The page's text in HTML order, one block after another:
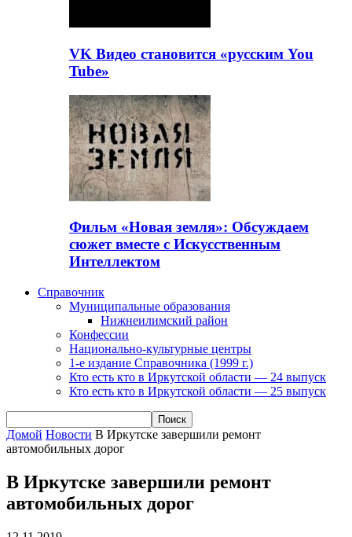
VK Видео становится «русским You
Tube»
Фильм «Новая земля»: Обсуждаем
сюжет вместе с Искусственным
Интеллектом
Справочник
Муниципальные образования
Нижнеилимский район
Конфессии
Национально-культурные центры
1-е издание Справочника (1999 г.)
Кто есть кто в Иркутской области — 24 выпуск
Кто есть кто в Иркутской области — 25 выпуск
Домой Новости В Иркутске завершили ремонт
автомобильных дорог
В Иркутске завершили ремонт
автомобильных дорог